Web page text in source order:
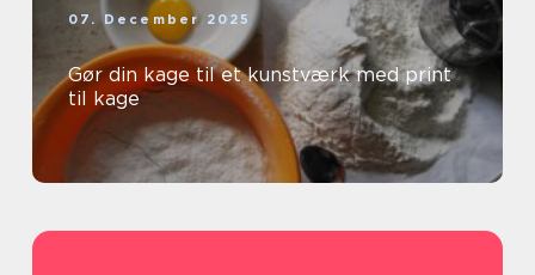
07. December 2025
Gør din kage til et kunstværk med print
til kage